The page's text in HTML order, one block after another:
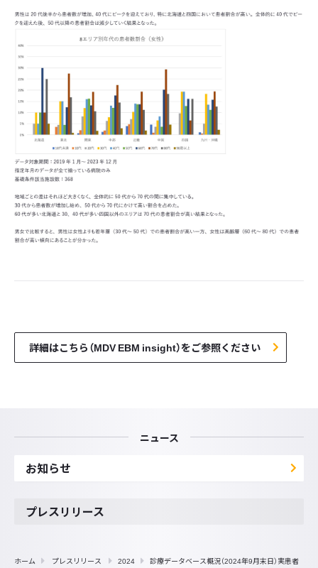
詳細はこちら（MDV EBM insight）をご参照ください
ニュース
お知らせ
プレスリリース
ホーム プレスリリース 2024 診療データベース概況（2024年9月末日）実患者